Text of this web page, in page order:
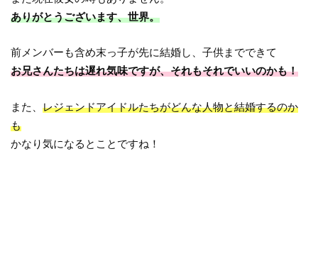
ありがとうございます、世界。
前メンバーも含め末っ子が先に結婚し、子供までできて
お兄さんたちは遅れ気味ですが、それもそれでいいのかも！
また、レジェンドアイドルたちがどんな人物と結婚するのか
も
かなり気になるとことですね！